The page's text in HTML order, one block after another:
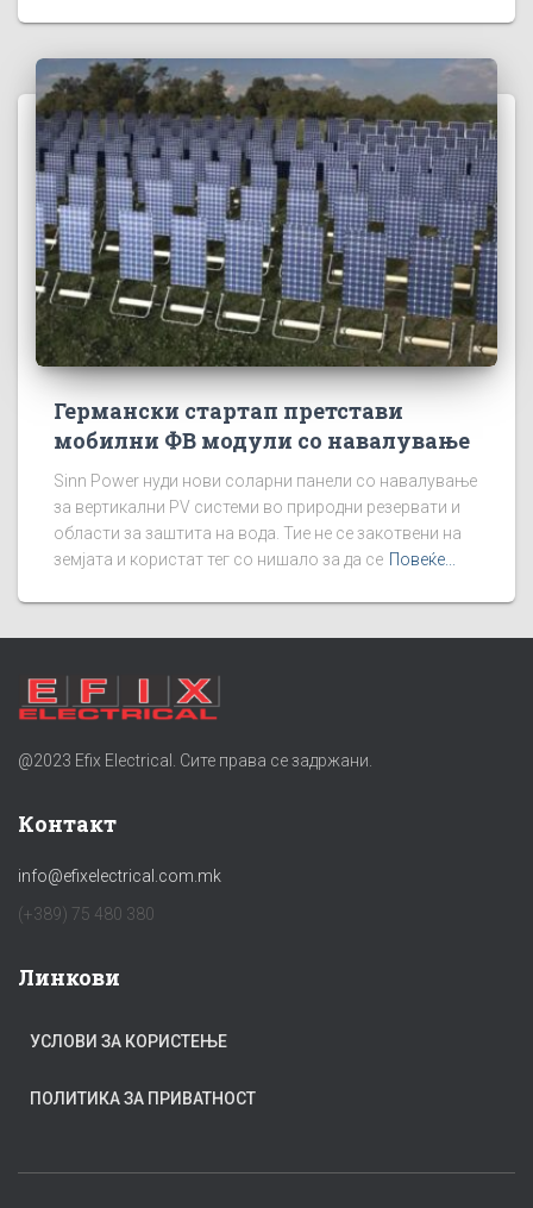
Германски стартап претстави
мобилни ФВ модули со навалување
Sinn Power нуди нови соларни панели со навалување
за вертикални PV системи во природни резервати и
области за заштита на вода. Тие не се закотвени на
земјата и користат тег со нишало за да се Повеќе...
@2023 Efix Electrical. Сите права се задржани.
Контакт
info@efixelectrical.com.mk
(+389) 75 480 380
Линкови
УСЛОВИ ЗА КОРИСТЕЊЕ
ПОЛИТИКА ЗА ПРИВАТНОСТ